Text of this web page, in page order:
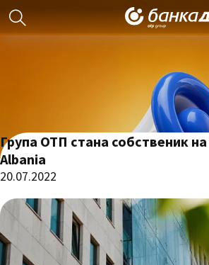
Група ОТП стана собственик
Albania
20.07.2022